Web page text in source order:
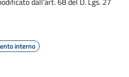
interno